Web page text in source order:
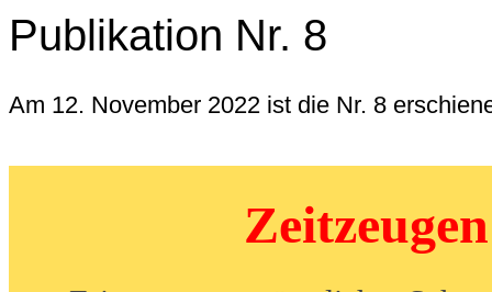
Publikation Nr. 8
Am 12. November 2022 ist die Nr. 8
Zeitzeugen